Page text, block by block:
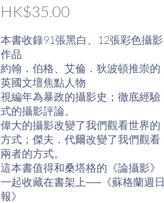
HK$35.00
本書收錄91張黑白、12張彩色攝影
作品
約翰．伯格、艾倫．狄波頓推崇的
英國文壇焦點人物
視編年為暴政的攝影史；徹底經驗
式的攝影評論。
偉大的攝影改變了我們觀看世界的
方式；傑夫．代爾改變了我們觀看
兩者的方式。
這本書值得和桑塔格的《論攝影》
一起收藏在書架上──《蘇格蘭週日
報》